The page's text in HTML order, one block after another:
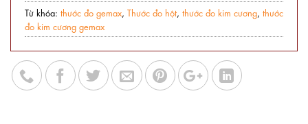
Từ khóa: thước đo gemax Thước đo hột thước đo kim cương thước
đo kim cương gemax